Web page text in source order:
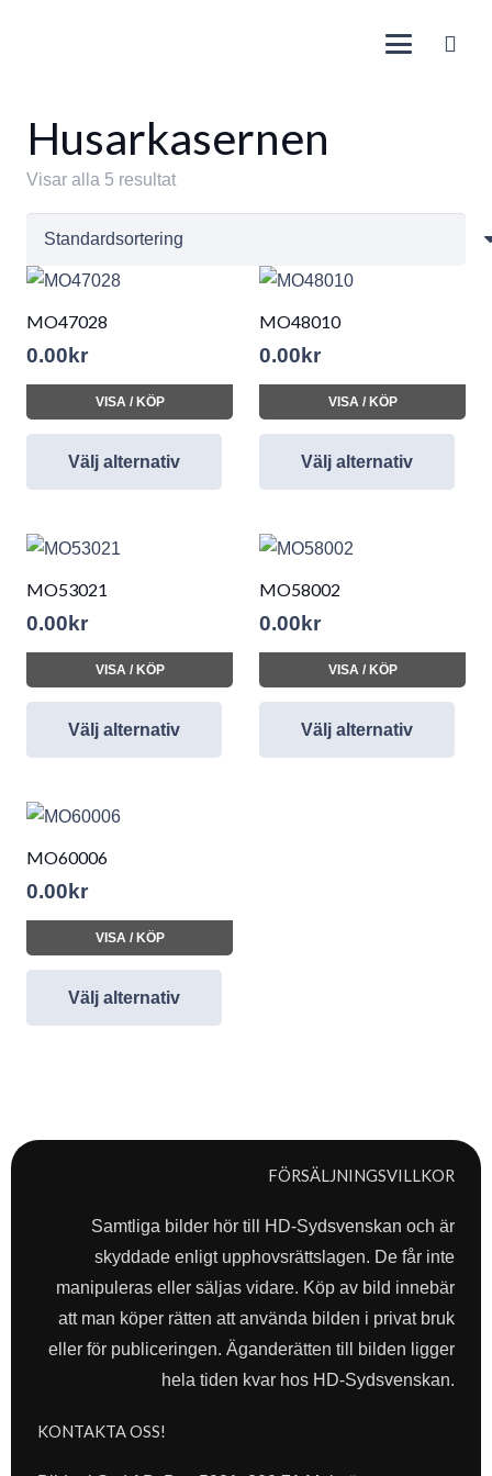
Husarkasernen
Visar alla 5 resultat
MO47028
0.00 kr
VISA / KÖP
Välj alternativ
MO48010
0.00 kr
VISA / KÖP
Välj alternativ
MO53021
0.00 kr
VISA / KÖP
Välj alternativ
MO58002
0.00 kr
VISA / KÖP
Välj alternativ
MO60006
0.00 kr
VISA / KÖP
Välj alternativ
FÖRSÄLJNINGSVILLKOR
Samtliga bilder hör till HD-Sydsvenskan och är
skyddade enligt upphovsrättslagen. De får inte
manipuleras eller säljas vidare. Köp av bild innebär
att man köper rätten att använda bilden i privat bruk
eller för publiceringen. Äganderätten till bilden ligger
hela tiden kvar hos HD-Sydsvenskan.
KONTAKTA OSS!